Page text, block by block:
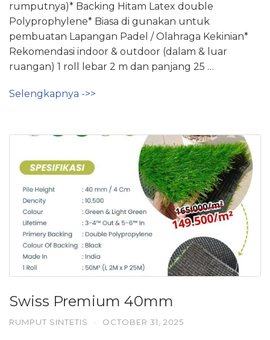
rumputnya)* Backing Hitam Latex double
Polyprophylene* Biasa di gunakan untuk
pembuatan Lapangan Padel / Olahraga Kekinian*
Rekomendasi indoor & outdoor (dalam & luar
ruangan) 1 roll lebar 2 m dan panjang 25 …
Selengkapnya ->>
Swiss Premium 40mm
RUMPUT SINTETIS · OCTOBER 31, 2025